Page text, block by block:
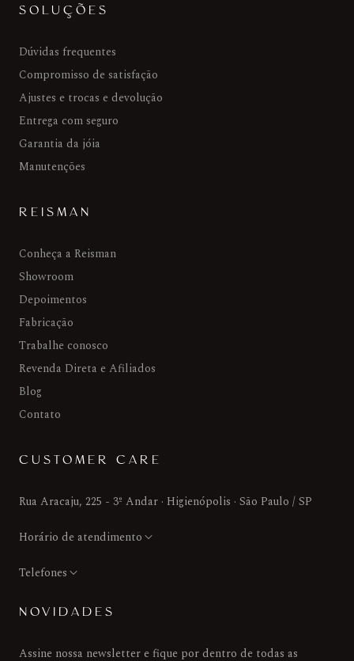
SOLUÇÕES
Dúvidas frequentes
Compromisso de satisfação
Ajustes e trocas e devolução
Entrega com seguro
Garantia da jóia
Manutenções
REISMAN
Conheça a Reisman
Showroom
Depoimentos
Fabricação
Trabalhe conosco
Revenda Direta e Afiliados
Blog
Contato
CUSTOMER CARE
Rua Aracaju, 225 - 3º Andar · Higienópolis · São Paulo / SP
Horário de atendimento
Telefones
NOVIDADES
Assine nossa newsletter e fique por dentro de todas as